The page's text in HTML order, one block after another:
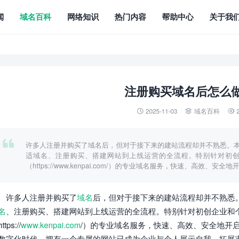
域名百科 网络知识 热门内容 帮助中心 关于我
注册购买域名后怎么
 2025-11-03  域名百科 

许多人注册并购买了域名后，但对于接下来的建站流程却并不熟悉。
适域名、注册购买、搭建网站到上线运营的全流程。特别针对初
（https://www.kenpai.com/）的专业域名服务，快速、高效、安全地
许多人注册并购买了域名后，但对于接下来的建站流程却并不熟悉
、注册购买、搭建网站到上线运营的全流程。特别针对初创企业和
www.kenpai.com/）的专业域名服务，快速、高效、安全地开